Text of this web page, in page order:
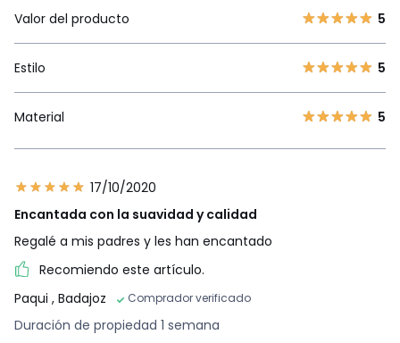
Valor del producto
5
Estilo 5
Material 5
17/10/2020
Encantada con la suavidad y calidad
Regalé a mis padres y les han encantado
Recomiendo este artículo.
Paqui , Badajoz Comprador verificado
Duración de propiedad 1 semana